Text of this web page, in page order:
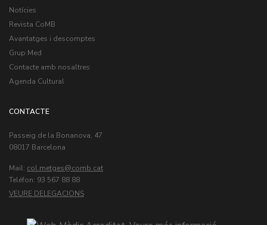
Notícies
Revista CoMB
Avantatges i descomptes
Grup Med
Contacte amb nosaltres
Agenda Cultural
CONTACTE
Passeig de la Bonanova, 47
08017 Barcelona
Mail: col.metges
Teléfon: 93 567 88 88
VEURE DELEGACIONS